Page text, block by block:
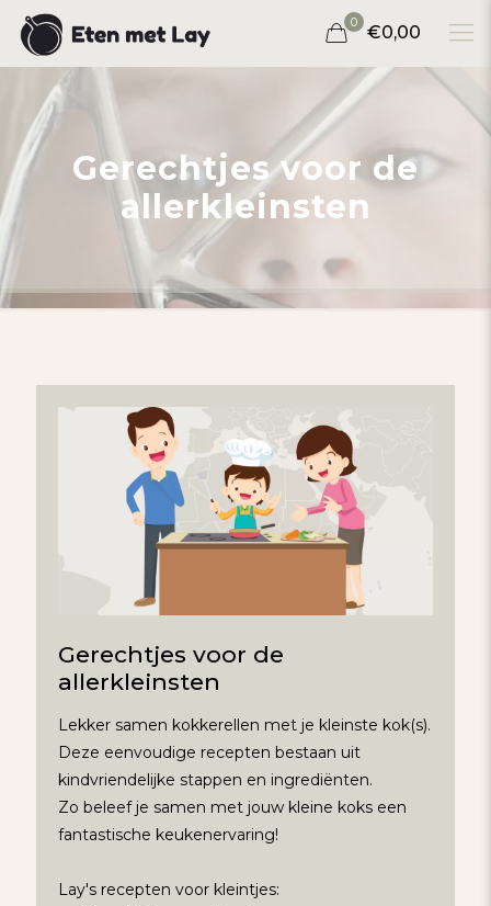
0 €0,00
Gerechtjes voor de
allerkleinsten
Gerechtjes voor de
allerkleinsten
Lekker samen kokkerellen met je kleinste kok(s).
Deze eenvoudige recepten bestaan uit
kindvriendelijke stappen en ingrediënten.
Zo beleef je samen met jouw kleine koks een
fantastische keukenervaring!
Lay's recepten voor kleintjes: